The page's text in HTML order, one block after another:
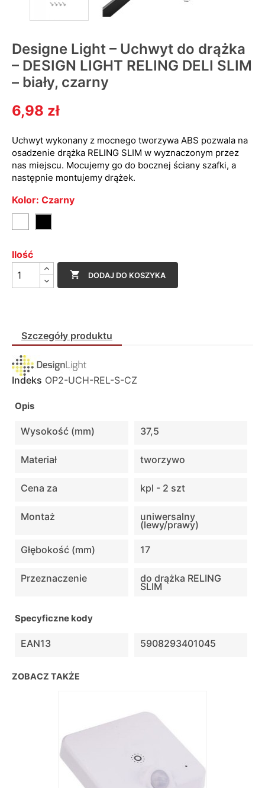
Designe Light – Uchwyt do drążka
– DESIGN LIGHT RELING DELI SLIM
– biały, czarny
6,98 zł
Uchwyt wykonany z mocnego tworzywa ABS pozwala na
osadzenie drążka RELING SLIM w wyznaczonym przez
nas miejscu. Mocujemy go do bocznej ściany szafki, a
następnie montujemy drążek.
Kolor: Czarny
Biały Czarny
Ilość
 DODAJ DO KOSZYKA
Szczegóły produktu
Indeks OP2-UCH-REL-S-CZ
Opis
Wysokość (mm) 37,5
Materiał tworzywo
Cena za kpl - 2 szt
Montaż uniwersalny
(lewy/prawy)
Głębokość (mm) 17
Przeznaczenie do drążka RELING
SLIM
Specyficzne kody
EAN13 5908293401045
ZOBACZ TAKŻE